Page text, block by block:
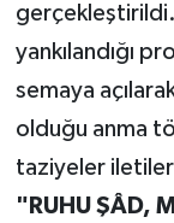
yankılandığı
semaya
olduğu anma
taziyeler
"RUHU ŞÂD,